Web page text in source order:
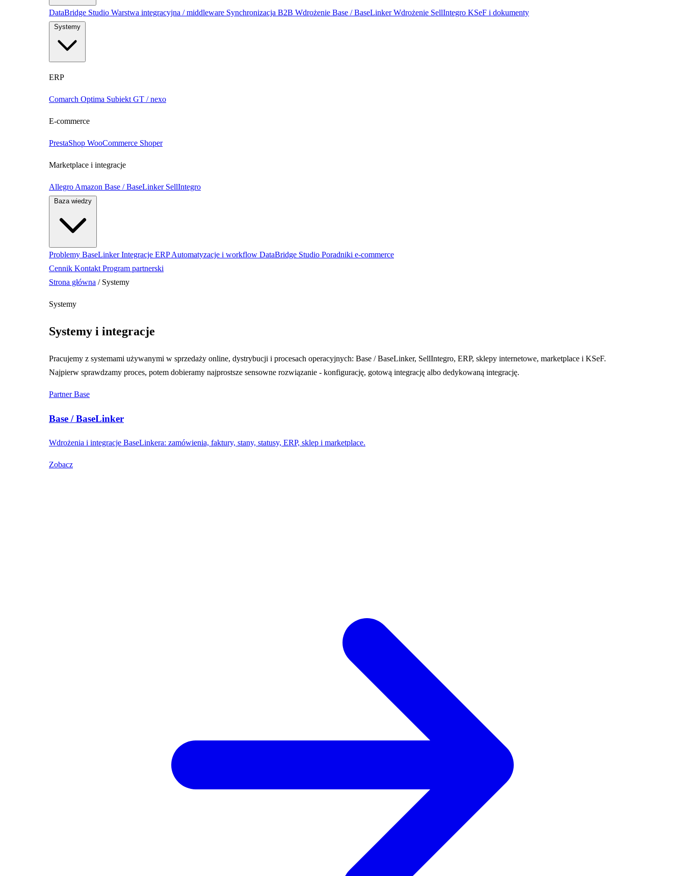
DataBridge Studio Warstwa integracyjna / middleware Synchronizacja B2B Wdrożenie Base / BaseLinkerWdrożenie SellIntegro KSeF i dokumenty
ERP
Comarch Optima Subiekt GT / nexo
E-commerce
PrestaShop WooCommerce Shoper
Marketplace i integracje
Allegro Amazon Base / BaseLinker SellIntegro
Problemy BaseLinkerIntegracje ERPAutomatyzacje i workflow DataBridge Studio Poradniki e-commerce
Cennik Kontakt Program partnerski
Strona główna / Systemy
Systemy
Systemy i integracje
Pracujemy z systemami używanymi w sprzedaży online, dystrybucji i procesach operacyjnych: Base / BaseLinker, SellIntegro, ERP, sklepy internetowe, marketplace i KSeF.
Najpierw sprawdzamy proces, potem dobieramy najprostsze sensowne rozwiązanie - konfigurację, gotową integrację albo dedykowaną integrację.
Partner Base
Base / BaseLinker
Wdrożenia i integracje BaseLinkera: zamówienia, faktury, stany, statusy, ERP, sklep i marketplace.
Zobacz